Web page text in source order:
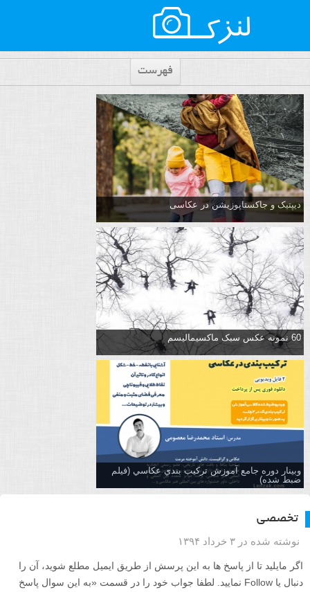
فهرست
دیپتیک و جاکستا‌پوزیشن در عکاسی
60 نمونه عکس سبک ماکسیمالیسم
وبینار دوره جامع آموزش تركيب بندي عكاسي (فیلم
ضبط شده)
تخصصی
نوشته شده در ۳ خرداد ۱۳۹۴
اگر مایلید تا از پاسخ ها به این پرسش از طریق ایمیل مطلع شوید، آن را
دنبال یا Follow نمایید. لطفا جواب خود را در قسمت «به این سوال پاسخ